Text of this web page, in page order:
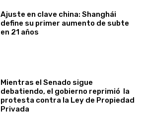
Ajuste en clave china: Shanghái
define su primer aumento de subte
en 21 años
Mientras el Senado sigue
debatiendo, el gobierno reprimió la
protesta contra la Ley de Propiedad
Privada